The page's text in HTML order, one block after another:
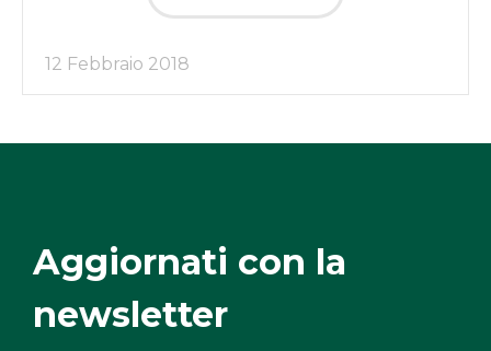
12 Febbraio 2018
Aggiornati con la
newsletter